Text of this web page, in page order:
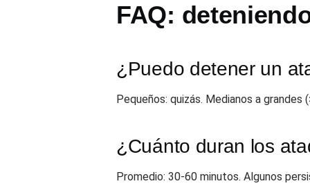
FAQ:
¿Puedo detener un
Pequeños: quizás. Medianos a grandes
¿Cuánto duran los
Promedio: 30-60 minutos. Algunos